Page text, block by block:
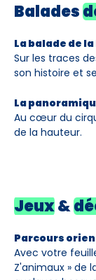
Balades
La balade de
Sur les traces
son histoire et
La
Au cœur du
de la hauteur.
Jeux&
Parcours
Avec votre
Z'animaux » de